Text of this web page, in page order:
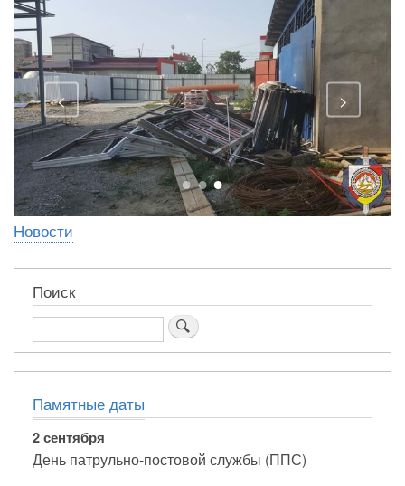
< >
Новости
Поиск
Поиск
Памятные даты
2 сентября
День патрульно-постовой службы (ППС)